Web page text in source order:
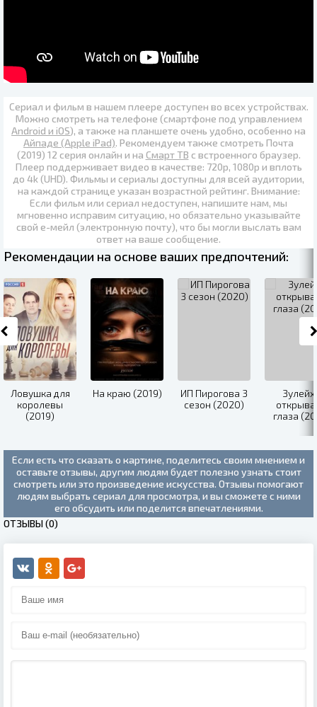
Сериал и фильм в нашем плеере доступен во всех устройствах.
Можно смотреть на телефоне (смартфоне под управлением
Android и iOS), а также на планшете очень удобно, особенно на
Айпаде (Apple iPad). Рекомендуем также смотреть Почта
(2019) 12 серия онлайн и на Смарт ТВ с встроенного браузер.
Плеер поддерживает видео в качестве: 720p, 1080p и вплоть
до 4k (UHD). Фильмы и сериалы доступны для всей аудитории,
на каждой странице указан возрастной рейтинг. Внимание:
Если фильм или сериал недоступен, напишите нам, мы
мгновенно исправим ситуацию, но обязательно указывайте
свой е-мейл (электронную почту), что бы могли выслать вам
ответ на ваше сообщение.
Рекомендации на основе ваших предпочтений:
Ловушка для
королевы
(2019)
На краю (2019)
ИП Пирогова 3
сезон (2020)
глаза
Если есть что сказать о картине, поделитесь своим мнением и
оставьте отзывы, другим людям будет полезно узнать стоит
смотреть или это произведение искусства. Отзывы помогают
людям выбрать сериал для просмотра, и вы сможете с ними
его обсудить или поделится впечатлениями.
ОТЗЫВЫ (0)